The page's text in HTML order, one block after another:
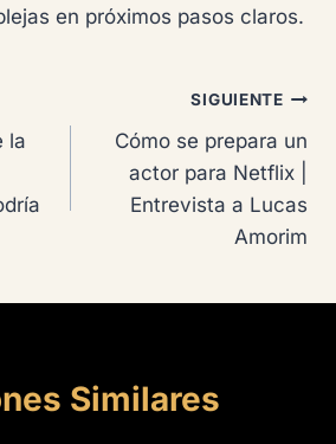
en próximos pasos claros.
la
SIGUIENTE
Cómo se prepara un
actor para Netflix |
Entrevista a Lucas
Amorim
Similares